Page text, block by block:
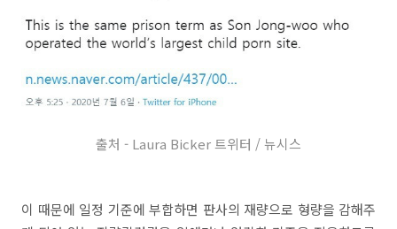
출처 - Laura Bicker 트위터 / 뉴시스
이 때문에 일정 기준에 부합하면 판사의 재량으로 형량을 감해주